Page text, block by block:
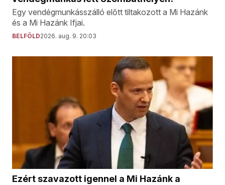
Egy vendégmunkásszálló előtt tiltakozott a Mi Hazánk
és a Mi Hazánk Ifjai.
BELFÖLD2026. aug. 9. 20:03
Ezért szavazott igennel a Mi Hazánk a